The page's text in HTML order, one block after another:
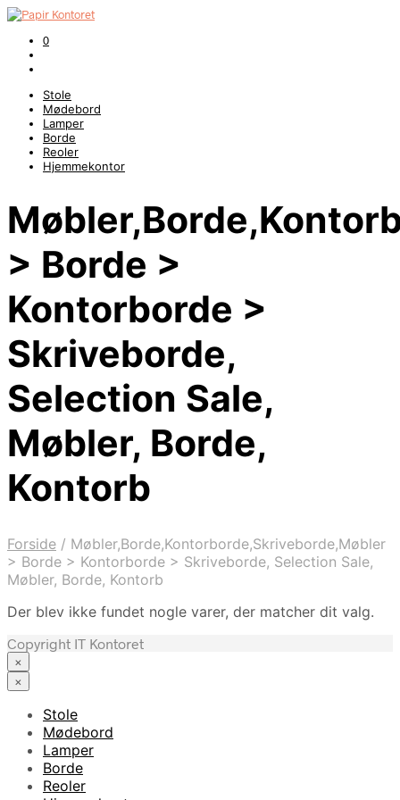
0
Stole
Mødebord
Lamper
Borde
Reoler
Hjemmekontor
> Borde >
Kontorborde >
Skriveborde,
Selection Sale,
Møbler, Borde,
Kontorb
Forside / Møbler,Borde,Kontorborde,Skriveborde,Møbler
> Borde > Kontorborde > Skriveborde, Selection Sale,
Møbler, Borde, Kontorb
Der blev ikke fundet nogle varer, der matcher dit valg.
Copyright IT Kontoret
×
×
Stole
Mødebord
Lamper
Borde
Reoler